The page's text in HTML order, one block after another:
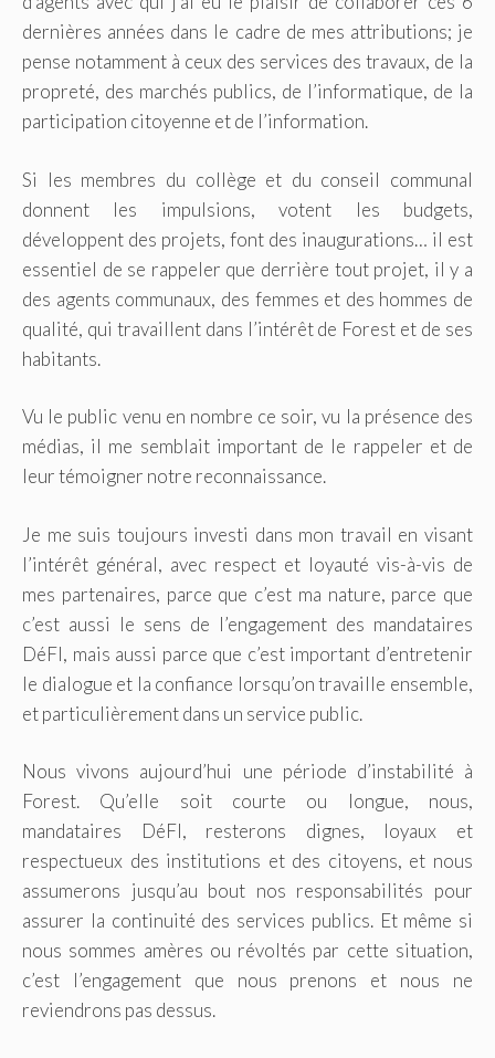
dernières années dans le cadre de mes attributions; je
pense notamment à ceux des services des travaux, de la
propreté, des marchés publics, de l’informatique, de la
participation citoyenne et de l’information.
Si les membres du collège et du conseil communal
donnent les impulsions, votent les budgets,
développent des projets, font des inaugurations… il est
essentiel de se rappeler que derrière tout projet, il y a
des agents communaux, des femmes et des hommes de
qualité, qui travaillent dans l’intérêt de Forest et de ses
habitants.
Vu le public venu en nombre ce soir, vu la présence des
médias, il me semblait important de le rappeler et de
leur témoigner notre reconnaissance.
Je me suis toujours investi dans mon travail en visant
l’intérêt général, avec respect et loyauté vis-à-vis de
mes partenaires, parce que c’est ma nature, parce que
c’est aussi le sens de l’engagement des mandataires
DéFI, mais aussi parce que c’est important d’entretenir
le dialogue et la confiance lorsqu’on travaille ensemble,
et particulièrement dans un service public.
Nous vivons aujourd’hui une période d’instabilité à
Forest. Qu’elle soit courte ou longue, nous,
mandataires DéFI, resterons dignes, loyaux et
respectueux des institutions et des citoyens, et nous
assumerons jusqu’au bout nos responsabilités pour
assurer la continuité des services publics. Et même si
nous sommes amères ou révoltés par cette situation,
c’est l’engagement que nous prenons et nous ne
reviendrons pas dessus.